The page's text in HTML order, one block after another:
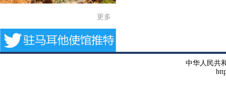
更多
中华人民共